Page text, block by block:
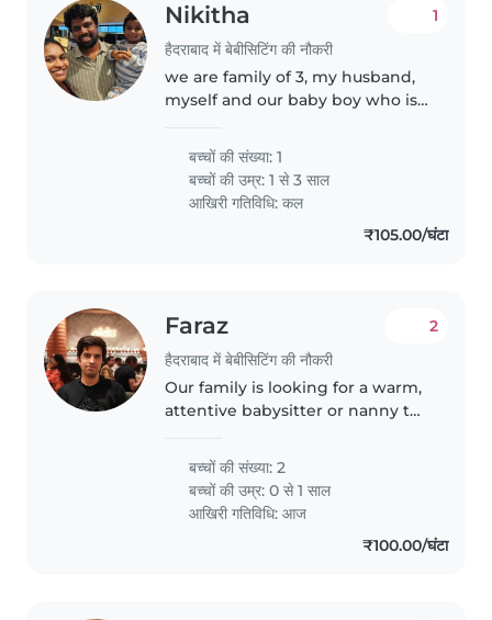
Nikitha
हैदराबाद में बेबीसिटिंग की नौकरी
1
we are family of 3, my husband,
myself and our baby boy who is
intelligent and energetic always,
he loves to play always.
बच्चों की संख्या: 1
बच्चों की उम्र:1 से 3 साल
आखिरी गतिविधि: कल
₹105.00/घंटा
Faraz
हैदराबाद में बेबीसिटिंग की नौकरी
2
Our family is looking for a warm,
attentive babysitter or nanny to
need to be comfortable
preparing simple meals and
light household chores. Hindi..
बच्चों की संख्या: 2
बच्चों की उम्र:0 से 1 साल
आखिरी गतिविधि: आज
₹100.00/घंटा